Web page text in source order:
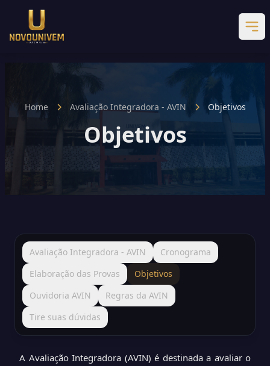
Home Avaliação Integradora - AVIN Objetivos
Objetivos
Avaliação Integradora - AVIN
Cronograma
Elaboração das Provas
Objetivos
Ouvidoria AVIN
Regras da AVIN
Tire suas dúvidas
A Avaliação Integradora (AVIN) é destinada a avaliar o